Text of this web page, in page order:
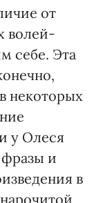
от
волей-
себе. Эта
некоторых
у Олеся
и
в